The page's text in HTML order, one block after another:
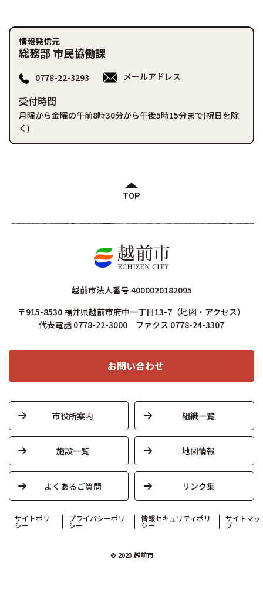
情報発信元
総務部 市民協働課
0778-22-3293 メールアドレス
受付時間
月曜から金曜の午前8時30分から午後5時15分まで(祝日を除
く)
TOP
越前市法人番号 4000020182095
〒915-8530 福井県越前市府中一丁目13-7 （地図・アクセス）
代表電話 0778-22-3000 ファクス 0778-24-3307
お問い合わせ
市役所案内 組織一覧
施設一覧 地図情報
よくあるご質問 リンク集
サイトポリ
シー
プライバシーポリ
シー
情報セキュリティポリ
シー
サイトマッ
プ
© 2023 越前市